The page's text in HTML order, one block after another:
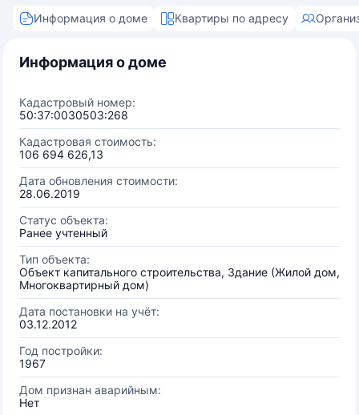
Информация о доме Квартиры по адресу
Информация о доме
Кадастровый номер:
50:37:0030503:268
Кадастровая стоимость:
106 694 626,13
Дата обновления стоимости:
28.06.2019
Статус объекта:
Ранее учтенный
Тип объекта:
Объект капитального строительства, Здание (Жилой дом,
Многоквартирный дом)
Дата постановки на учёт:
03.12.2012
Год постройки:
1967
Дом признан аварийным:
Нет